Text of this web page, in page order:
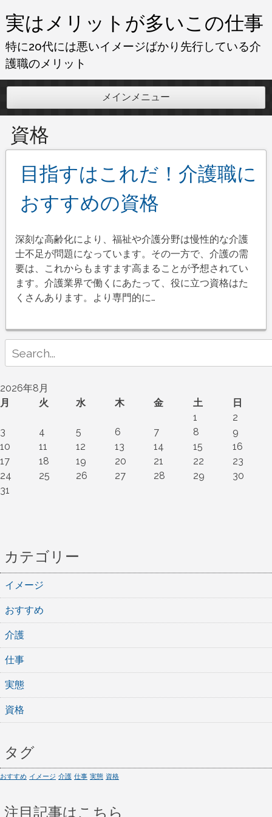
コ
ン
テ
ン
ツ
へ
キ
実はメリットが多いこの仕事
特に20代には悪いイメージばかり先行している介
護職のメリット
メインメニュー
資格
目指すはこれだ！介護職に
おすすめの資格
深刻な高齢化により、福祉や介護分野は慢性的な介護
士不足が問題になっています。その一方で、介護の需
要は、これからもますます高まることが予想されてい
ます。介護業界で働くにあたって、役に立つ資格はた
くさんあります。より専門的に…
for:
2026年8月
月
火 水 木 金 土
日
1
2
3
4 5 6 7 8
9
10
11 12 13 14 15
16
17
18 19 20 21 22
23
24
25 26 27 28 29
30
31
カテゴリー
イメージ
おすすめ
介護
仕事
実態
資格
タグ
おすすめ イメージ 介護 仕事 実態 資格
注目記事はこちら